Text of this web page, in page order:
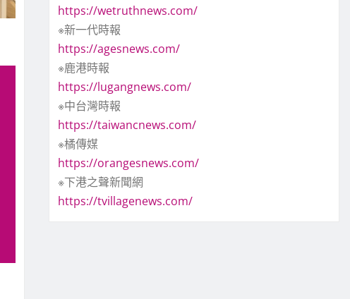
https://wetruthnews.com/
※新一代時報
https://agesnews.com/
※鹿港時報
https://lugangnews.com/
※中台灣時報
https://taiwancnews.com/
※橘傳媒
https://orangesnews.com/
※下港之聲新聞網
https://tvillagenews.com/